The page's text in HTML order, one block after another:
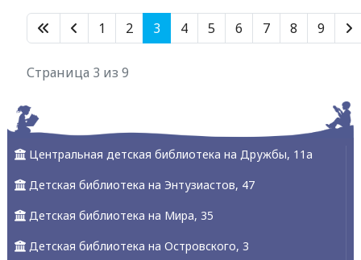
1 2 3 4 5 6 7 8 9
Страница 3 из 9
Центральная детская библиотека на Дружбы, 11а
Детская библиотека на Энтузиастов, 47
Детская библиотека на Мира, 35
Детская библиотека на Островского, 3